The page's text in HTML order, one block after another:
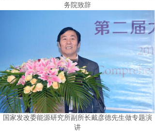
务院致辞
国家发改委能源研究所副所长戴彦德先生做专题演
讲